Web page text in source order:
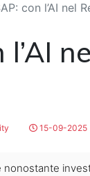
con l’AI nel
l’AI
15-09-2025